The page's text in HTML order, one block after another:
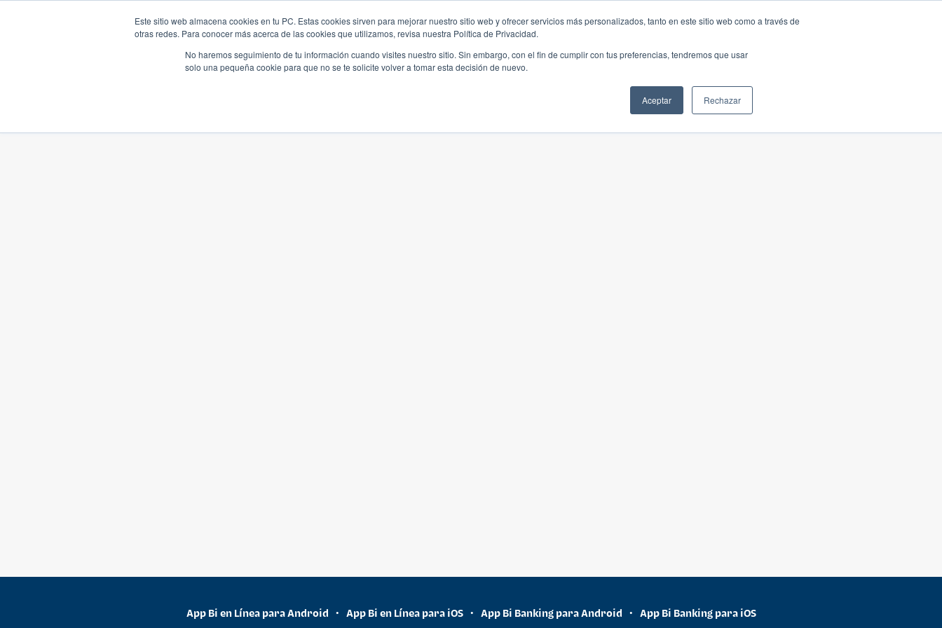
Este sitio web almacena cookies en tu PC. Estas cookies sirven para mejorar nuestro sitio web y ofrecer servicios más personalizados, tanto en este sitio web como a través de
otras redes. Para conocer más acerca de las cookies que utilizamos, revisa nuestra Política de Privacidad.
No haremos seguimiento de tu información cuando visites nuestro sitio. Sin embargo, con el fin de cumplir con tus preferencias, tendremos que usar
solo una pequeña cookie para que no se te solicite volver a tomar esta decisión de nuevo.
Aceptar Rechazar
App Bi en Línea para Android • App Bi en Línea para iOS • App Bi Banking para Android • App Bi Banking para iOS